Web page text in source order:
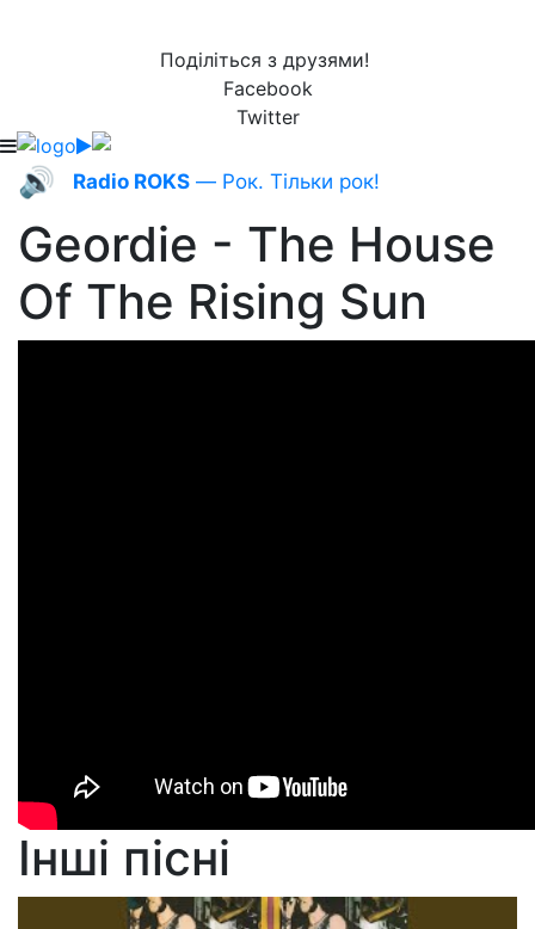
Поділіться з друзями!
Facebook
Twitter
🔊 Radio ROKS — Рок. Тільки рок!
Geordie - The House
Of The Rising Sun
Інші пісні